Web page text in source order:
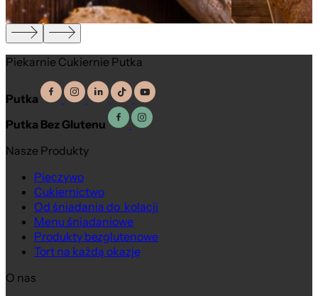
Piekarnie Cukiernie Putka
Putka
Putka Bez Glutenu
Nasze Produkty
Pieczywo
Cukiernictwo
Od śniadania do kolacji
Menu śniadaniowe
Produkty bezglutenowe
Tort na każdą okazję
O nas